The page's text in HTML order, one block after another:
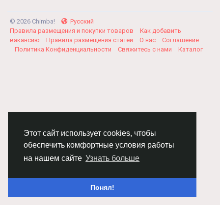
Этот сайт использует cookies, чтобы
обеспечить комфортные условия работы
на нашем сайте Узнать больше
Понял!
© 2026 Chimba!
Русский
Правила размещения и покупки товаров
Как добавить
вакансию
Правила размещения статей О нас
Соглашение
Политика Конфиденциальности
Свяжитесь с нами Каталог